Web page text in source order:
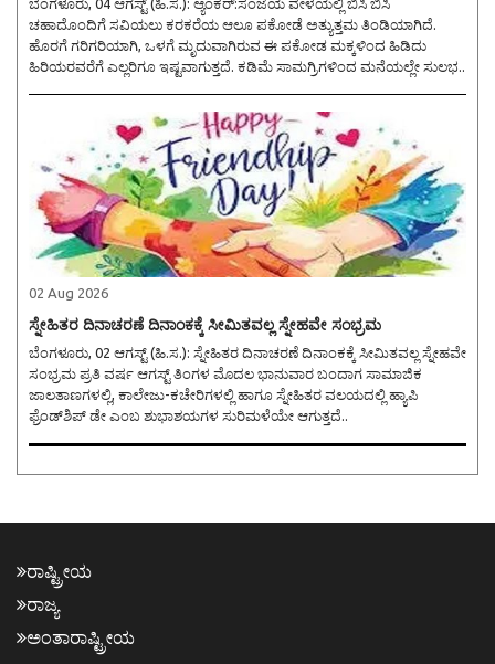
ಚಹಾದೊಂದಿಗೆ ಸವಿಯಲು ಕರಕರೆಯ ಆಲೂ ಪಕೋಡೆ ಅತ್ಯುತ್ತಮ ತಿಂಡಿಯಾಗಿದೆ.
ಹೊರಗೆ ಗರಿಗರಿಯಾಗಿ, ಒಳಗೆ ಮೃದುವಾಗಿರುವ ಈ ಪಕೋಡ ಮಕ್ಕಳಿಂದ ಹಿಡಿದು
ಹಿರಿಯರವರೆಗೆ ಎಲ್ಲರಿಗೂ ಇಷ್ಟವಾಗುತ್ತದೆ. ಕಡಿಮೆ ಸಾಮಗ್ರಿಗಳಿಂದ ಮನೆಯಲ್ಲೇ ಸುಲಭ..
02 Aug 2026
ಸ್ನೇಹಿತರ ದಿನಾಚರಣೆ ದಿನಾಂಕಕ್ಕೆ ಸೀಮಿತವಲ್ಲ ಸ್ನೇಹವೇ ಸಂಭ್ರಮ
ಬೆಂಗಳೂರು, 02 ಆಗಸ್ಟ್ (ಹಿ.ಸ.): ಸ್ನೇಹಿತರ ದಿನಾಚರಣೆ ದಿನಾಂಕಕ್ಕೆ ಸೀಮಿತವಲ್ಲ ಸ್ನೇಹವೇ
ಸಂಭ್ರಮ ಪ್ರತಿ ವರ್ಷ ಆಗಸ್ಟ್ ತಿಂಗಳ ಮೊದಲ ಭಾನುವಾರ ಬಂದಾಗ ಸಾಮಾಜಿಕ
ಜಾಲತಾಣಗಳಲ್ಲಿ, ಕಾಲೇಜು-ಕಚೇರಿಗಳಲ್ಲಿ ಹಾಗೂ ಸ್ನೇಹಿತರ ವಲಯದಲ್ಲಿ ಹ್ಯಾಪಿ
ಫ್ರೆಂಡ್‌ಶಿಪ್ ಡೇ ಎಂಬ ಶುಭಾಶಯಗಳ ಸುರಿಮಳೆಯೇ ಆಗುತ್ತದೆ..
ರಾಷ್ಟ್ರೀಯ
ರಾಜ್ಯ
ಅಂತಾರಾಷ್ಟ್ರೀಯ